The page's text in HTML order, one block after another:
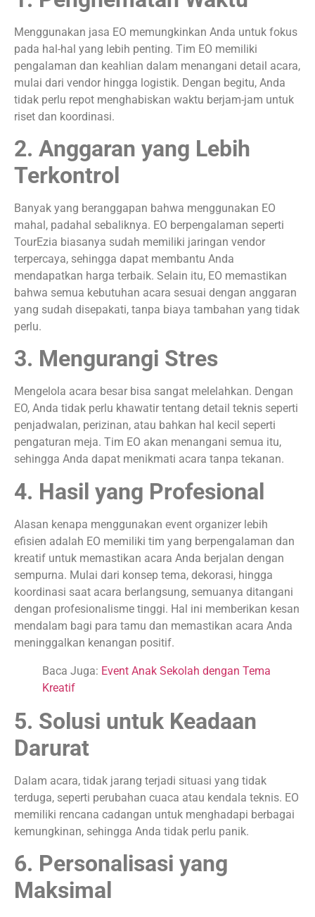
Menggunakan jasa EO memungkinkan Anda untuk fokus
pada hal-hal yang lebih penting. Tim EO memiliki
pengalaman dan keahlian dalam menangani detail acara,
mulai dari vendor hingga logistik. Dengan begitu, Anda
tidak perlu repot menghabiskan waktu berjam-jam untuk
riset dan koordinasi.
2. Anggaran yang Lebih
Terkontrol
Banyak yang beranggapan bahwa menggunakan EO
mahal, padahal sebaliknya. EO berpengalaman seperti
TourEzia biasanya sudah memiliki jaringan vendor
terpercaya, sehingga dapat membantu Anda
mendapatkan harga terbaik. Selain itu, EO memastikan
bahwa semua kebutuhan acara sesuai dengan anggaran
yang sudah disepakati, tanpa biaya tambahan yang tidak
perlu.
3. Mengurangi Stres
Mengelola acara besar bisa sangat melelahkan. Dengan
EO, Anda tidak perlu khawatir tentang detail teknis seperti
penjadwalan, perizinan, atau bahkan hal kecil seperti
pengaturan meja. Tim EO akan menangani semua itu,
sehingga Anda dapat menikmati acara tanpa tekanan.
4. Hasil yang Profesional
Alasan kenapa menggunakan event organizer lebih
efisien adalah EO memiliki tim yang berpengalaman dan
kreatif untuk memastikan acara Anda berjalan dengan
sempurna. Mulai dari konsep tema, dekorasi, hingga
koordinasi saat acara berlangsung, semuanya ditangani
dengan profesionalisme tinggi. Hal ini memberikan kesan
mendalam bagi para tamu dan memastikan acara Anda
meninggalkan kenangan positif.
Baca Juga: Event Anak Sekolah dengan Tema
Kreatif
5. Solusi untuk Keadaan
Darurat
Dalam acara, tidak jarang terjadi situasi yang tidak
terduga, seperti perubahan cuaca atau kendala teknis. EO
memiliki rencana cadangan untuk menghadapi berbagai
kemungkinan, sehingga Anda tidak perlu panik.
6. Personalisasi yang
Maksimal